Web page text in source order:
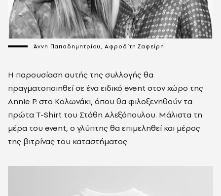
Άννη Παπαδημητρίου, Αφροδίτη Ζαφείρη
Η παρουσίαση αυτής της συλλογής θα
πραγματοποιηθεί σε ένα ειδικό event στον χώρο της
Annie P. στο Κολωνάκι, όπου θα φιλοξενηθούν τα
πρώτα T-Shirt του Στάθη Αλεξόπουλου. Μάλιστα τη
μέρα του event, ο γλύπτης θα επιμεληθεί και μέρος
της βιτρίνας του καταστήματος.